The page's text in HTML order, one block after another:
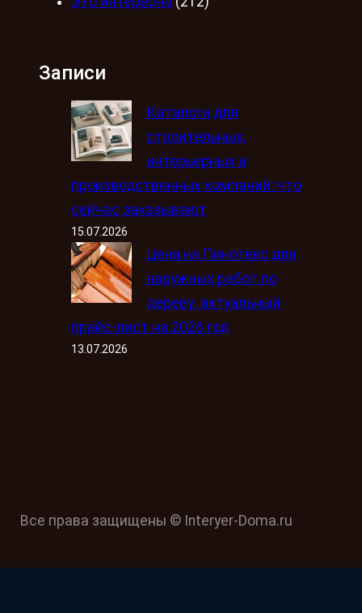
Записи
Каталоги для
строительных,
интерьерных и
производственных компаний: что
сейчас заказывают
15.07.2026
Цена на Пинотекс для
наружных работ по
дереву: актуальный
прайс-лист на 2026 год
13.07.2026
Все права защищены © Interyer-Doma.ru